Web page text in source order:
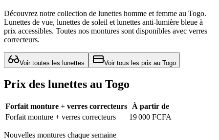
Découvrez notre collection de lunettes homme et femme au Togo.
Lunettes de vue, lunettes de soleil et lunettes anti-lumière bleue à
prix accessibles. Toutes nos montures sont disponibles avec verres
correcteurs.
Voir toutes les lunettes Voir tous les prix au Togo
Prix des lunettes au Togo
Forfait monture + verres correcteurs
À partir de
Forfait monture + verres correcteurs
19 000 FCFA
Nouvelles montures chaque semaine